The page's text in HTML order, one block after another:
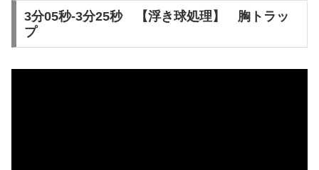
3分05秒-3分25秒 【浮き球処理】 胸トラッ
プ